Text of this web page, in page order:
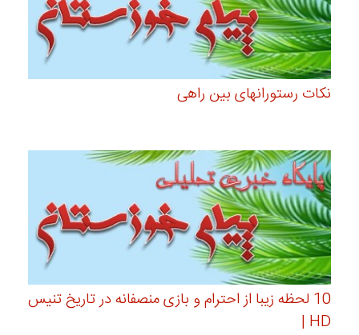
نکات رستورانهای بین راهی
10 لحظه زیبا از احترام و بازی منصفانه در تاریخ تنیس
HD |